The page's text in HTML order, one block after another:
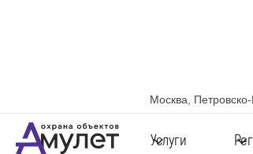
Москва,
Услуги
5 декабря 2025